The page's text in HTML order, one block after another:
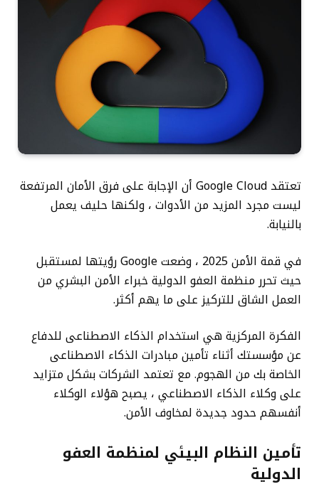
تعتقد Google Cloud أن الإجابة على فرق الأمان المرتفعة
ليست مجرد المزيد من الأدوات ، ولكنها حليف يعمل
بالنيابة.
في قمة الأمن 2025 ، وضعت Google رؤيتها لمستقبل
حيث تحرر منظمة العفو الدولية خبراء الأمن البشري من
العمل الشاق للتركيز على ما يهم أكثر.
الفكرة المركزية هي استخدام الذكاء الاصطناعى للدفاع
عن مؤسستك أثناء تأمين مبادرات الذكاء الاصطناعى
الخاصة بك من الهجوم. مع تعتمد الشركات بشكل متزايد
على وكلاء الذكاء الاصطناعي ، يصبح هؤلاء الوكلاء
أنفسهم حدود جديدة لمخاوف الأمن.
تأمين النظام البيئي لمنظمة العفو
الدولية